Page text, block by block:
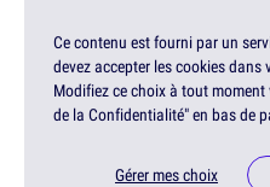
Ce contenu est fourni par un
devez accepter les cookies
Modifiez ce choix à tout
de la Confidentialité" en bas de
Gérer mes choix